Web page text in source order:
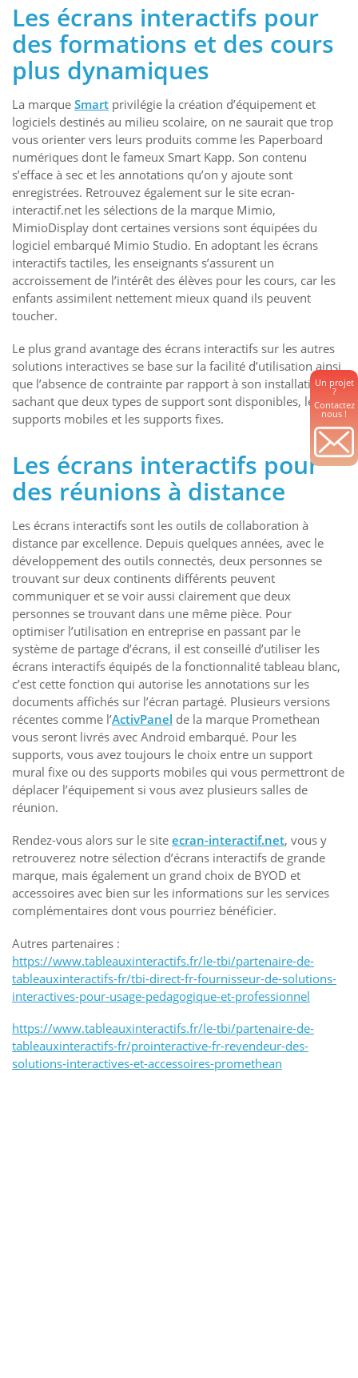
Un projet
?
Contactez
nous !
Les écrans interactifs pour
des formations et des cours
plus dynamiques
La marque Smart privilégie la création d’équipement et
logiciels destinés au milieu scolaire, on ne saurait que trop
vous orienter vers leurs produits comme les Paperboard
numériques dont le fameux Smart Kapp. Son contenu
s’efface à sec et les annotations qu’on y ajoute sont
enregistrées. Retrouvez également sur le site ecran-
interactif.net les sélections de la marque Mimio,
MimioDisplay dont certaines versions sont équipées du
logiciel embarqué Mimio Studio. En adoptant les écrans
interactifs tactiles, les enseignants s’assurent un
accroissement de l’intérêt des élèves pour les cours, car les
enfants assimilent nettement mieux quand ils peuvent
toucher.
Le plus grand avantage des écrans interactifs sur les autres
solutions interactives se base sur la facilité d’utilisation ainsi
que l’absence de contrainte par rapport à son installation
sachant que deux types de support sont disponibles, les
supports mobiles et les supports fixes.
Les écrans interactifs pour
des réunions à distance
Les écrans interactifs sont les outils de collaboration à
distance par excellence. Depuis quelques années, avec le
développement des outils connectés, deux personnes se
trouvant sur deux continents différents peuvent
communiquer et se voir aussi clairement que deux
personnes se trouvant dans une même pièce. Pour
optimiser l’utilisation en entreprise en passant par le
système de partage d’écrans, il est conseillé d’utiliser les
écrans interactifs équipés de la fonctionnalité tableau blanc,
c’est cette fonction qui autorise les annotations sur les
documents affichés sur l’écran partagé. Plusieurs versions
récentes comme l’ActivPanel de la marque Promethean
vous seront livrés avec Android embarqué. Pour les
supports, vous avez toujours le choix entre un support
mural fixe ou des supports mobiles qui vous permettront de
déplacer l’équipement si vous avez plusieurs salles de
réunion.
Rendez-vous alors sur le site ecran-interactif.net, vous y
retrouverez notre sélection d’écrans interactifs de grande
marque, mais également un grand choix de BYOD et
accessoires avec bien sur les informations sur les services
complémentaires dont vous pourriez bénéficier.
Autres partenaires :
https://www.tableauxinteractifs.fr/le-tbi/partenaire-de-
tableauxinteractifs-fr/tbi-direct-fr-fournisseur-de-solutions-
interactives-pour-usage-pedagogique-et-professionnel
https://www.tableauxinteractifs.fr/le-tbi/partenaire-de-
tableauxinteractifs-fr/prointeractive-fr-revendeur-des-
solutions-interactives-et-accessoires-promethean